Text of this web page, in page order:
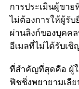
การประเมินผู้ขา
ไม่ต้องการให้ผู้รั
ผ่านลิงก์ของบุคค
อีเมลที่ไม่ได้รับเชิ
ที่สำคัญที่สุดคือ ผู้ใ
ฟิชชิ่งพยายามเลี